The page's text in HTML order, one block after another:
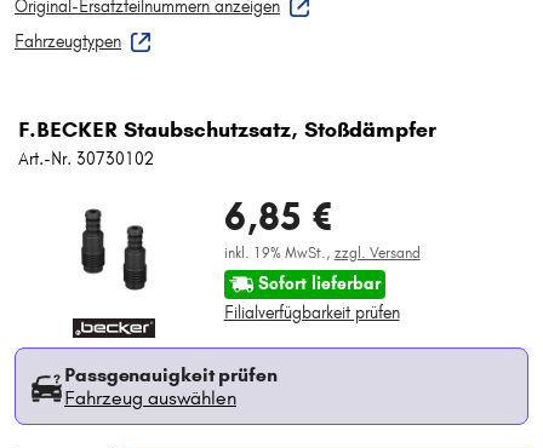
Original-Ersatzteilnummern anzeigen
Fahrzeugtypen
F.BECKER Staubschutzsatz, Stoßdämpfer
Art.-Nr. 30730102
6,85 €
inkl. 19% MwSt., zzgl. Versand
Sofort lieferbar
Filialverfügbarkeit prüfen
Passgenauigkeit prüfen
Fahrzeug auswählen